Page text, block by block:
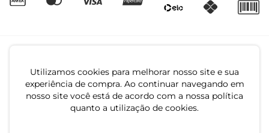
Utilizamos cookies para melhorar nosso site e sua
experiência de compra. Ao continuar navegando em
nosso site você está de acordo com a nossa política
quanto a utilização de cookies.